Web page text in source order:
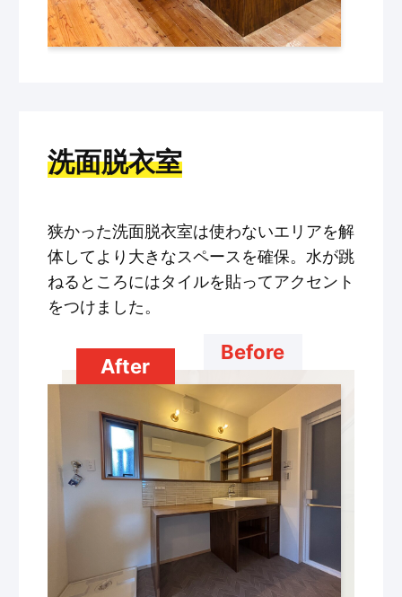
洗面脱衣室
狭かった洗面脱衣室は使わないエリアを解
体してより大きなスペースを確保。水が跳
ねるところにはタイルを貼ってアクセント
をつけました。
Before
After